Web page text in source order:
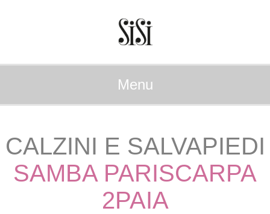
Menu
CALZINI E SALVAPIEDI
SAMBA PARISCARPA
2PAIA